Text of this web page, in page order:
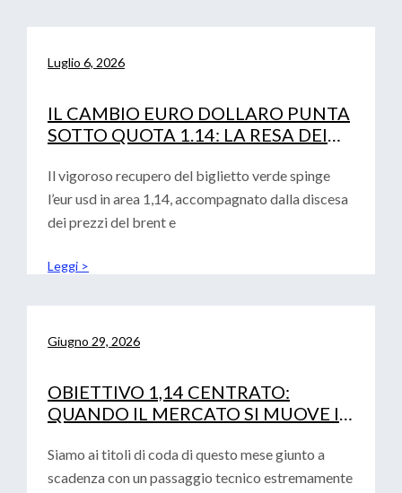
Luglio 6, 2026
IL CAMBIO EURO DOLLARO PUNTA
SOTTO QUOTA 1.14: LA RESA DEI
CURVA IRS
Il vigoroso recupero del biglietto verde spinge
l’eur usd in area 1,14, accompagnato dalla discesa
dei prezzi del brent e
Leggi >
Giugno 29, 2026
OBIETTIVO 1,14 CENTRATO:
QUANDO IL MERCATO SI MUOVE IN
Siamo ai titoli di coda di questo mese giunto a
scadenza con un passaggio tecnico estremamente